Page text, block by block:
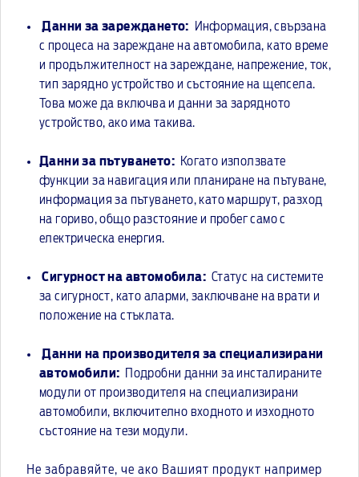
Данни за зареждането:
Информация, свързана
с процеса на зареждане на автомобила, като време
и продължителност на зареждане, напрежение, ток,
тип зарядно устройство и състояние на щепсела.
Това може да включва и данни за зарядното
устройство, ако има такива.
Данни за пътуването: Когато използвате
функции за навигация или планиране на пътуване,
информация за пътуването, като маршрут, разход
на гориво, общо разстояние и пробег само с
електрическа енергия.
Сигурност на автомобила: Статус на системите
за сигурност, като аларми, заключване на врати и
положение на стъклата.
Данни на производителя за специализирани
автомобили:
Подробни данни за инсталираните
модули от производителя на специализирани
автомобили, включително входното и изходното
състояние на тези модули.
Не забравяйте, че ако Вашият продукт например